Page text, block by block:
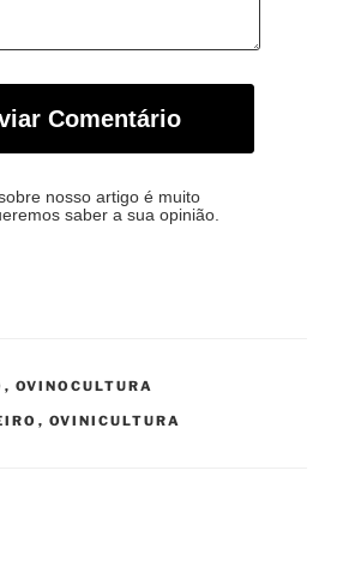
Comentário
nosso artigo é muito
saber a sua opinião.
, OVINOCULTURA
, OVINICULTURA